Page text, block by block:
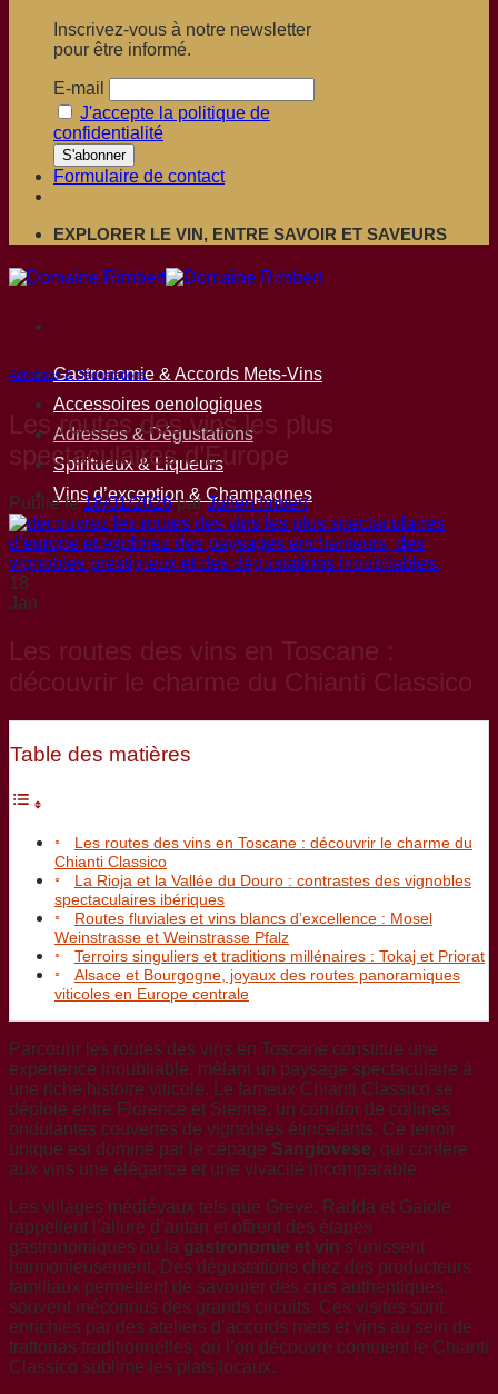
Inscrivez-vous à notre newsletter
pour être informé.
E-mail
J'accepte la politique de
confidentialité
Formulaire de contact
EXPLORER LE VIN, ENTRE SAVOIR ET SAVEURS
Gastronomie & Accords Mets-Vins
Accessoires oenologiques
Adresses & Dégustations
Spiritueux & Liqueurs
Vins d’exception & Champagnes
Adresses & Dégustations
Les routes des vins les plus
spectaculaires d’Europe
Publié le18/01/2026 parJulien Imbert
18
Jan
Les routes des vins en Toscane :
découvrir le charme du Chianti Classico
Table des matières
Les routes des vins en Toscane : découvrir le charme du
Chianti Classico
La Rioja et la Vallée du Douro : contrastes des vignobles
spectaculaires ibériques
Routes fluviales et vins blancs d’excellence : Mosel
Weinstrasse et Weinstrasse Pfalz
Terroirs singuliers et traditions millénaires : Tokaj et Priorat
Alsace et Bourgogne, joyaux des routes panoramiques
viticoles en Europe centrale
Parcourir les routes des vins en Toscane constitue une
expérience inoubliable, mêlant un paysage spectaculaire à
une riche histoire viticole. Le fameux Chianti Classico se
déploie entre Florence et Sienne, un corridor de collines
ondulantes couvertes de vignobles étincelants. Ce terroir
unique est dominé par le cépage Sangiovese, qui confère
aux vins une élégance et une vivacité incomparable.
Les villages médiévaux tels que Greve, Radda et Gaiole
rappellent l’allure d’antan et offrent des étapes
gastronomiques où la gastronomie et vin s’unissent
harmonieusement. Des dégustations chez des producteurs
familiaux permettent de savourer des crus authentiques,
souvent méconnus des grands circuits. Ces visites sont
enrichies par des ateliers d’accords mets et vins au sein de
trattorias traditionnelles, où l’on découvre comment le Chianti
Classico sublime les plats locaux.